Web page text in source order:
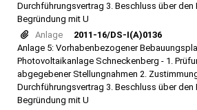
Durchführungsvertrag 3. Beschluss über den
Begründung mit U
Anlage
2011-16/DS-I(A)0136
Anlage 5: Vorhabenbezogener
Photovoltaikanlage Schneckenberg - 1.
abgegebener Stellungnahmen 2.
Durchführungsvertrag 3. Beschluss über den
Begründung mit U